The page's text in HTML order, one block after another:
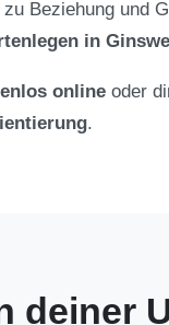
Beziehung und
in
online oder
.
deiner